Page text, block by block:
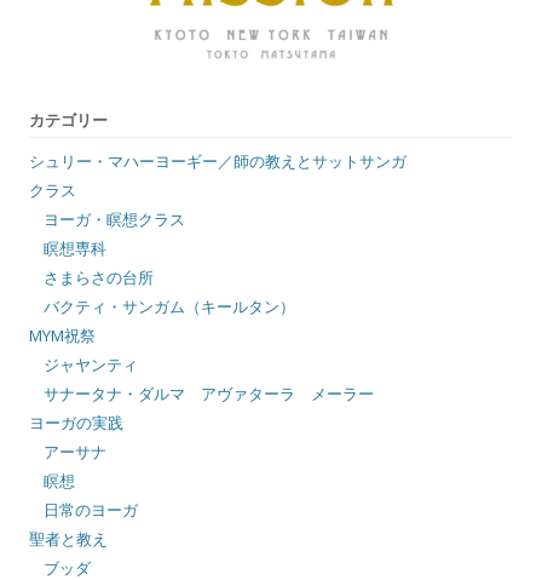
カテゴリー
シュリー・マハーヨーギー／師の教えとサットサンガ
クラス
ヨーガ・瞑想クラス
瞑想専科
さまらさの台所
バクティ・サンガム（キールタン）
MYM祝祭
ジャヤンティ
サナータナ・ダルマ アヴァターラ メーラー
ヨーガの実践
アーサナ
瞑想
日常のヨーガ
聖者と教え
ブッダ